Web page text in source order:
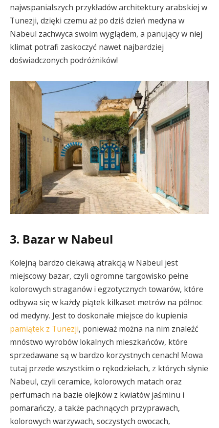
najwspanialszych przykładów architektury arabskiej w
Tunezji, dzięki czemu aż po dziś dzień medyna w
Nabeul zachwyca swoim wyglądem, a panujący w niej
klimat potrafi zaskoczyć nawet najbardziej
doświadczonych podróżników!
3. Bazar w Nabeul
Kolejną bardzo ciekawą atrakcją w Nabeul jest
miejscowy bazar, czyli ogromne targowisko pełne
kolorowych straganów i egzotycznych towarów, które
odbywa się w każdy piątek kilkaset metrów na północ
od medyny. Jest to doskonałe miejsce do kupienia
pamiątek z Tunezji, ponieważ można na nim znaleźć
mnóstwo wyrobów lokalnych mieszkańców, które
sprzedawane są w bardzo korzystnych cenach! Mowa
tutaj przede wszystkim o rękodziełach, z których słynie
Nabeul, czyli ceramice, kolorowych matach oraz
perfumach na bazie olejków z kwiatów jaśminu i
pomarańczy, a także pachnących przyprawach,
kolorowych warzywach, soczystych owocach,